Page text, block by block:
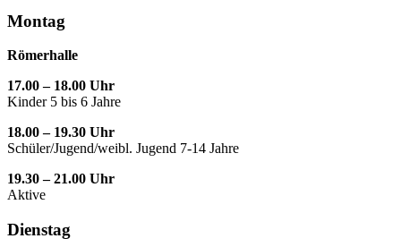
Montag
Römerhalle
17.00 – 18.00 Uhr
Kinder 5 bis 6 Jahre
18.00 – 19.30 Uhr
Schüler/Jugend/weibl. Jugend 7-14 Jahre
19.30 – 21.00 Uhr
Aktive
Dienstag